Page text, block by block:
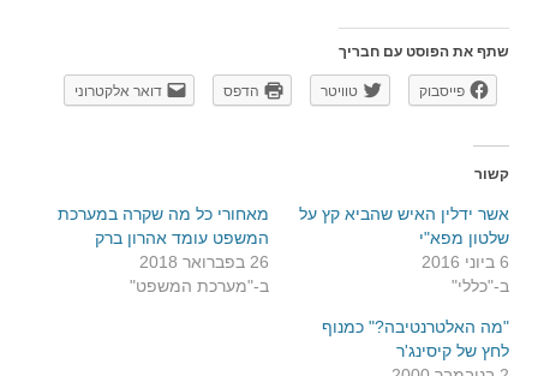
שתף את הפוסט עם חבריך
פייסבוק טוויטר הדפס דואר אלקטרוני
קשור
אשר ידלין האיש שהביא קץ על
שלטון מפא"י
6 ביוני 2016
ב-"כללי"
מאחורי כל מה שקרה במערכת
המשפט עומד אהרון ברק
26 בפברואר 2018
ב-"מערכת המשפט"
"מה האלטרנטיבה?" כמנוף
לחץ של קיסינג'ר